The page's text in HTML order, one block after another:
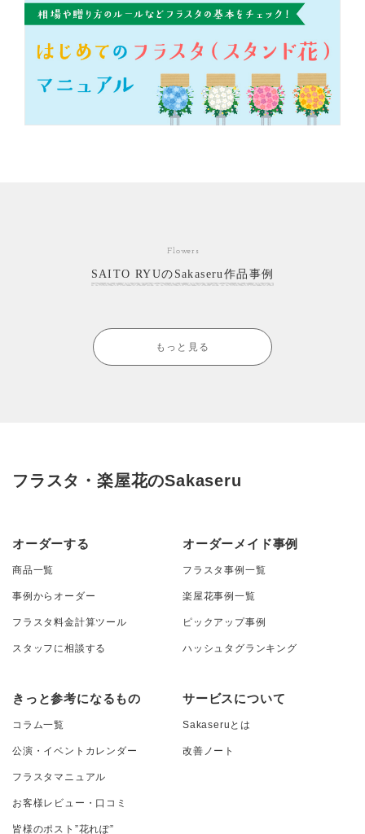
Flowers
SAITO RYUのSakaseru作品事例
もっと見る
フラスタ・楽屋花のSakaseru
オーダーする
商品一覧
事例からオーダー
フラスタ料金計算ツール
スタッフに相談する
オーダーメイド事例
フラスタ事例一覧
楽屋花事例一覧
ピックアップ事例
ハッシュタグランキング
きっと参考になるもの
コラム一覧
公演・イベントカレンダー
フラスタマニュアル
お客様レビュー・口コミ
皆様のポスト”花れぽ”
サービスについて
Sakaseruとは
改善ノート